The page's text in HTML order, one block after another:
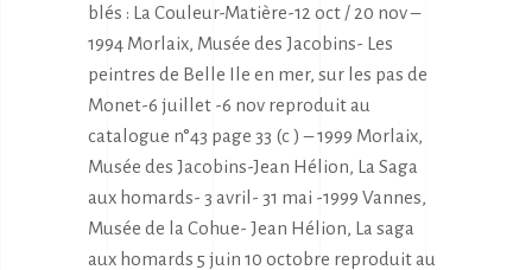
blés : La Couleur-Matière-12 oct / 20 nov –
1994 Morlaix, Musée des Jacobins- Les
peintres de Belle Ile en mer, sur les pas de
Monet-6 juillet -6 nov reproduit au
catalogue n°43 page 33 (c ) – 1999 Morlaix,
Musée des Jacobins-Jean Hélion, La Saga
aux homards- 3 avril- 31 mai -1999 Vannes,
Musée de la Cohue- Jean Hélion, La saga
aux homards 5 juin 10 octobre reproduit au